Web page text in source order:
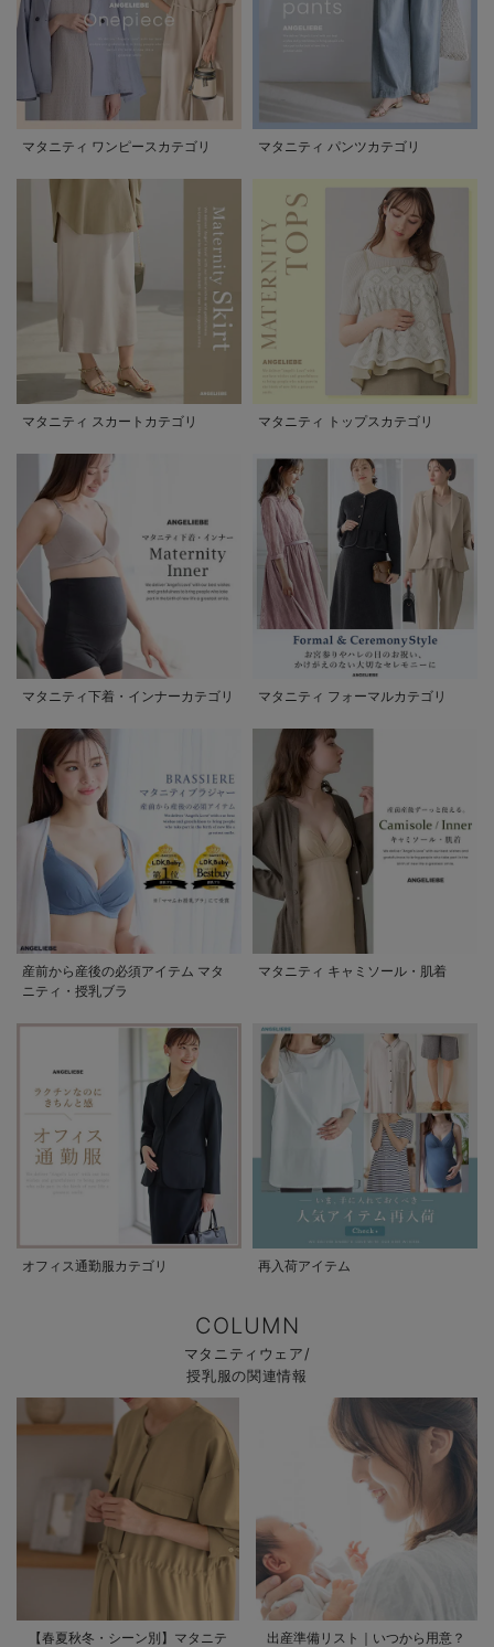
マタニティ ワンピースカテゴリ マタニティ パンツカテゴリ
マタニティ スカートカテゴリ マタニティ トップスカテゴリ
マタニティ下着・インナーカテゴリ マタニティ フォーマルカテゴリ
産前から産後の必須アイテム マタ
ニティ・授乳ブラ
マタニティ キャミソール・肌着
オフィス通勤服カテゴリ 再入荷アイテム
COLUMN
マタニティウェア/
授乳服の関連情報
【春夏秋冬・シーン別】マタニテ
出産準備リスト｜いつから用意？